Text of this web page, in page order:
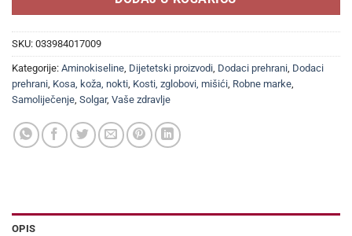
SKU: 033984017009
Kategorije: Aminokiseline, Dijetetski proizvodi, Dodaci prehrani, Dodaci
prehrani, Kosa, koža, nokti, Kosti, zglobovi, mišići, Robne marke,
Samoliječenje, Solgar, Vaše zdravlje
OPIS